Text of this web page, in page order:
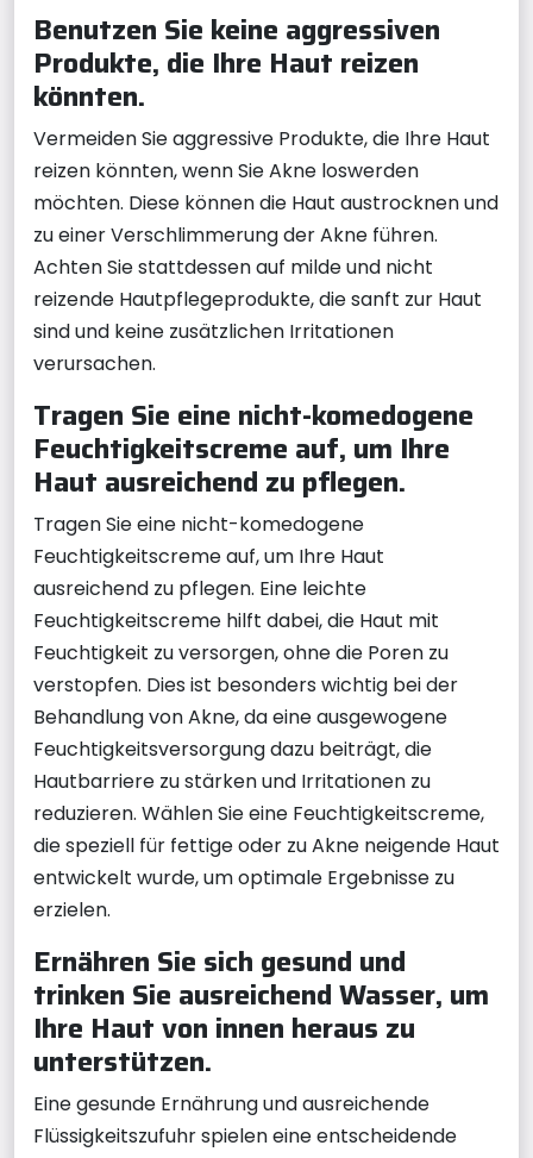
Benutzen Sie keine aggressiven
Produkte, die Ihre Haut reizen
könnten.
Vermeiden Sie aggressive Produkte, die Ihre Haut
reizen könnten, wenn Sie Akne loswerden
möchten. Diese können die Haut austrocknen und
zu einer Verschlimmerung der Akne führen.
Achten Sie stattdessen auf milde und nicht
reizende Hautpflegeprodukte, die sanft zur Haut
sind und keine zusätzlichen Irritationen
verursachen.
Tragen Sie eine nicht-komedogene
Feuchtigkeitscreme auf, um Ihre
Haut ausreichend zu pflegen.
Tragen Sie eine nicht-komedogene
Feuchtigkeitscreme auf, um Ihre Haut
ausreichend zu pflegen. Eine leichte
Feuchtigkeitscreme hilft dabei, die Haut mit
Feuchtigkeit zu versorgen, ohne die Poren zu
verstopfen. Dies ist besonders wichtig bei der
Behandlung von Akne, da eine ausgewogene
Feuchtigkeitsversorgung dazu beiträgt, die
Hautbarriere zu stärken und Irritationen zu
reduzieren. Wählen Sie eine Feuchtigkeitscreme,
die speziell für fettige oder zu Akne neigende Haut
entwickelt wurde, um optimale Ergebnisse zu
erzielen.
Ernähren Sie sich gesund und
trinken Sie ausreichend Wasser, um
Ihre Haut von innen heraus zu
unterstützen.
Eine gesunde Ernährung und ausreichende
Flüssigkeitszufuhr spielen eine entscheidende